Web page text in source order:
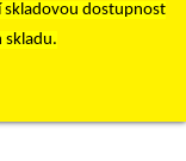
skladovou dostupnost
skladu.